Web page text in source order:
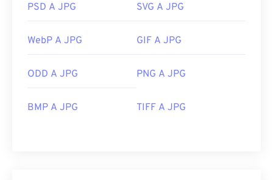
PSD A JPG SVG A JPG
WebP A JPG GIF A JPG
ODD A JPG PNG A JPG
BMP A JPG TIFF A JPG